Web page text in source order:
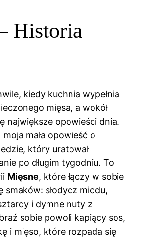
Historia
kiedy kuchnia wypełnia
mięsa, a wokół
największe opowieści dnia.
mała opowieść o
który uratował
po długim tygodniu. To
Mięsne, które łączy w sobie
smaków: słodycz miodu,
i dymne nuty z
sobie powoli kapiący sos,
i mięso, które rozpada się